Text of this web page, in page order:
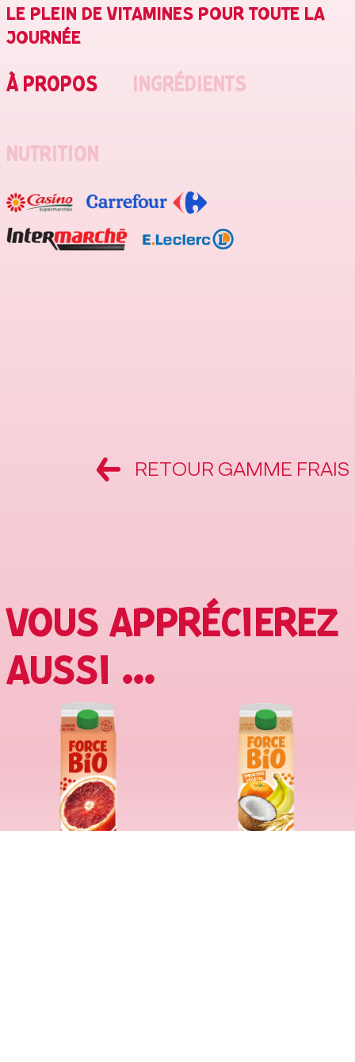
LE PLEIN DE VITAMINES POUR TOUTE LA
JOURNÉE
À PROPOS INGRÉDIENTS
NUTRITION
RETOUR GAMME FRAIS
VOUS APPRÉCIEREZ
AUSSI ...